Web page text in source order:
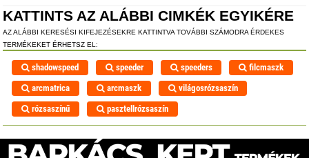
KATTINTS AZ ALÁBBI CIMKÉK EGYIKÉRE
AZ ALÁBBI KERESÉSI KIFEJEZÉSEKRE KATTINTVA TOVÁBBI SZÁMODRA ÉRDEKES
TERMÉKEKET ÉRHETSZ EL:
shadowspeed speeder speeders
filcmaszk
arcmatrica
arcmaszk
világosrózsaszín
rózsaszínű
pasztellrózsaszín